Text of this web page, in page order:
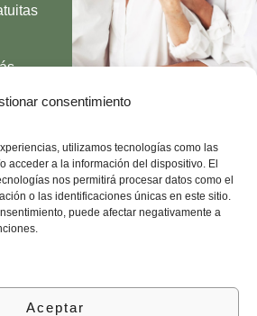
consentimiento
utilizamos tecnologías como las
acceder a la información del dispositivo. El
nos permitirá procesar datos como el
o las identificaciones únicas en este sitio.
puede afectar negativamente a
Aceptar
Política
de
(+34)
935